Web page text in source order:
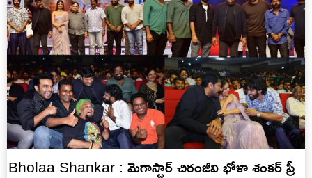
Bholaa Shankar : మెగాస్టార్ చిరంజీవి భోళా శంకర్ ప్రీ